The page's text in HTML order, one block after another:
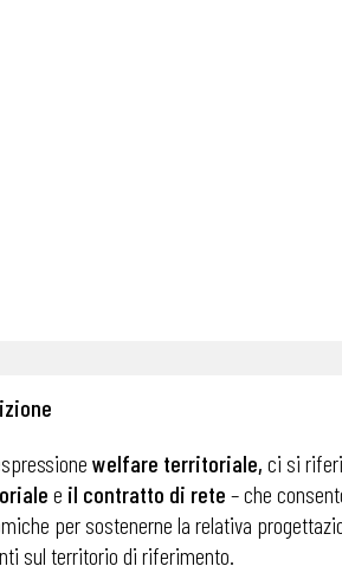
welfare territoriale, ci si
e il contratto di rete – che
per sostenerne la relativa
sul territorio di riferimento.